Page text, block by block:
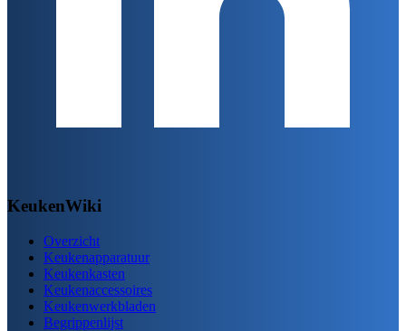
KeukenWiki
Overzicht
Keukenapparatuur
Keukenkasten
Keukenaccessoires
Keukenwerkbladen
Begrippenlijst